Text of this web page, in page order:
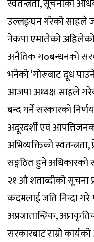
स्वतन्त्रता, सूचनाको
उल्लङ्घन गरेको साहले
नेकपा एमालेको अहिलेको
अनैतिक गठबन्धनको
भनेको ‘गोरूबाट दूध
आजपा अध्यक्ष साहले
बन्द गर्ने सरकारको
अदूरदर्शी एवं
अभिव्यक्तिको
सङ्गठित हुने
२१ औ शताब्दीको सूचना
कदमलाई जति निन्दा
अप्रजातान्त्रिक,
सरकारबाट राम्रो